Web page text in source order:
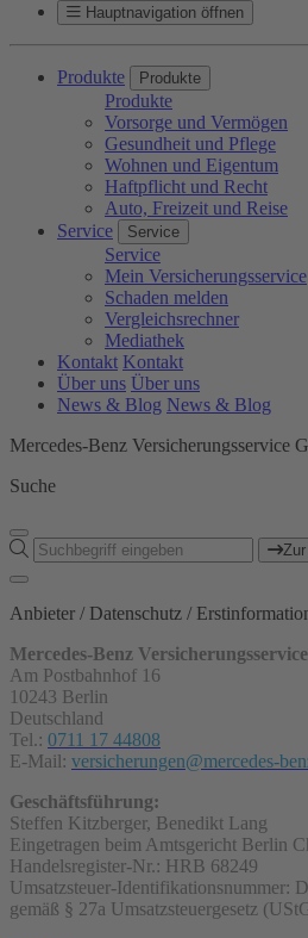
Hauptnavigation öffnen
Produkte Produkte
Produkte
Vorsorge und Vermögen
Gesundheit und Pflege
Wohnen und Eigentum
Haftpflicht und Recht
Auto, Freizeit und Reise
Service
Service
Service
Mein Versicherungsservice
Schaden melden
Vergleichsrechner
Mediathek
Kontakt Kontakt
Über uns Über uns
News & Blog News & Blog
Mercedes-Benz Versicherungsservice
Suche
Anbieter / Datenschutz /
Mercedes-Benz
Am Postbahnhof 16
10243 Berlin
Deutschland
Tel.: 0711 17 44808
E-Mail: versicherungen@mercedes-
Geschäftsführung:
Steffen Kitzberger, Benedikt Lang
Eingetragen beim Amtsgericht Berlin
Handelsregister-Nr.: HRB 68249
Umsatzsteuer-Identifikationsnummer:
gemäß § 27a Umsatzsteuergesetz